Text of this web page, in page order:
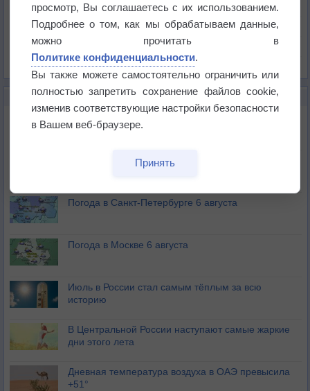
Давление
Осадки
Облачность
Список всех карт
НОВОЕ О ПОГОДЕ
Погода в Екатеринбурге 6 августа
Погода в Краснодаре 6 августа
Погода в Санкт-Петербурге 6 августа
Погода в Москве 6 августа
Июль в России стал самым тёплым за всю
историю
В Центральной России наступают самые жаркие
дни этого лета
Дневная температура воздуха в ОАЭ превысила
+51°
просмотр, Вы соглашаетесь с их использованием.
Подробнее о том, как мы обрабатываем данные,
можно прочитать в
Политике конфиденциальности.
Вы также можете самостоятельно ограничить или
полностью запретить сохранение файлов cookie,
изменив соответствующие настройки безопасности
в Вашем веб-браузере.
Принять